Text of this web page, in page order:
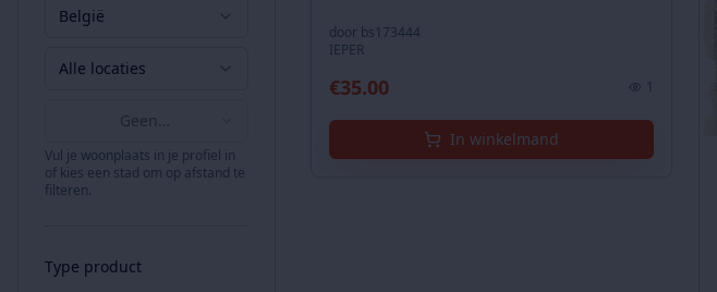
België
Alle locaties
Geen
Vul je woonplaats in je profiel in
of kies een stad om op afstand te
filteren.
Type product
door bs173444
IEPER
€35.00 1
In winkelmand